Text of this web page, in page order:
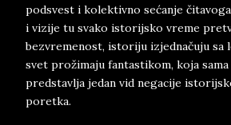
podsvest i kolektivno sećanje
i vizije tu svako istorijsko vreme
bezvremenost, istoriju izjednačuju sa
svet prožimaju fantastikom, koja
predstavlja jedan vid negacije
poretka.